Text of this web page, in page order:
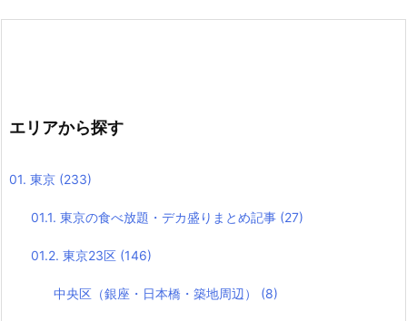
エリアから探す
01. 東京 (233)
01.1. 東京の食べ放題・デカ盛りまとめ記事 (27)
01.2. 東京23区 (146)
中央区（銀座・日本橋・築地周辺） (8)